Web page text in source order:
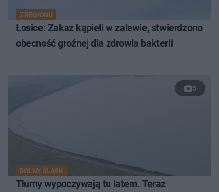
Z REGIONU
Łosice: Zakaz kąpieli w zalewie, stwierdzono
obecność groźnej dla zdrowia bakterii
5
DOLNY ŚLĄSK
Tłumy wypoczywają tu latem. Teraz